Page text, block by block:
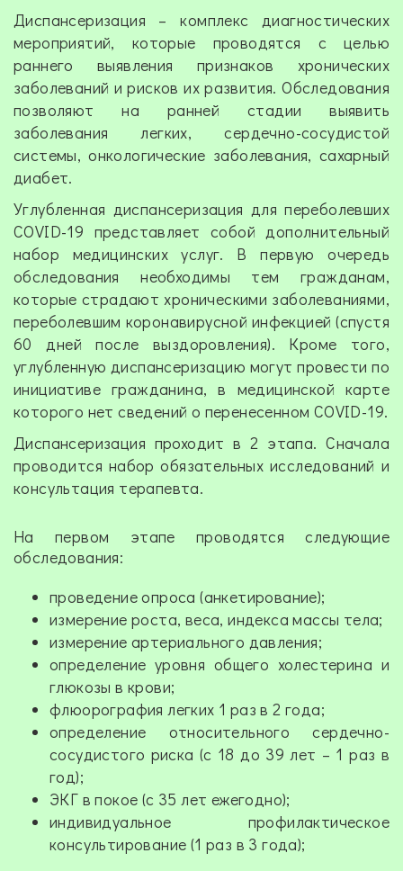
Диспансеризация – комплекс диагностических
мероприятий, которые проводятся с целью
раннего выявления признаков хронических
заболеваний и рисков их развития. Обследования
позволяют на ранней стадии выявить
заболевания легких, сердечно-сосудистой
системы, онкологические заболевания, сахарный
диабет.
Углубленная диспансеризация для переболевших
COVID-19 представляет собой дополнительный
набор медицинских услуг. В первую очередь
обследования необходимы тем гражданам,
которые страдают хроническими заболеваниями,
переболевшим коронавирусной инфекцией (спустя
60 дней после выздоровления). Кроме того,
углубленную диспансеризацию могут провести по
инициативе гражданина, в медицинской карте
которого нет сведений о перенесенном COVID-19.
Диспансеризация проходит в 2 этапа. Сначала
проводится набор обязательных исследований и
консультация терапевта.
На первом этапе проводятся следующие
обследования:
проведение опроса (анкетирование);
измерение роста, веса, индекса массы тела;
измерение артериального давления;
определение уровня общего холестерина и
глюкозы в крови;
флюорография легких 1 раз в 2 года;
определение относительного сердечно-
сосудистого риска (с 18 до 39 лет – 1 раз в
год);
ЭКГ в покое (с 35 лет ежегодно);
индивидуальное профилактическое
консультирование (1 раз в 3 года);